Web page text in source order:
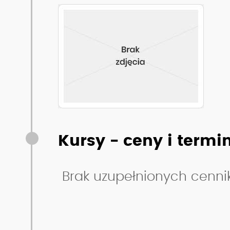
Kursy - ceny i
Brak uzupełnionych